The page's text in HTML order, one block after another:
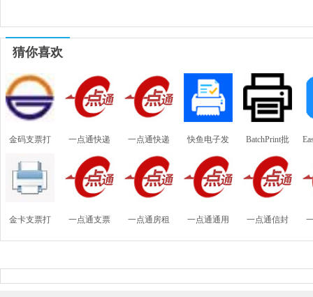
猜你喜欢
金码支票打
印软件2026
免费版
一点通快递
电子面单打
印软件
一点通快递
单打印软件
快鱼电子发
票打印工具
BatchPrint批
量打印工具
金卡支票打 一点通支票 一点通房租 一点通通用 一点通信封